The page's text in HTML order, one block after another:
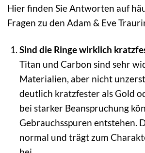
Hier finden Sie Antworten auf
Fragen zu den Adam & Eve
Sind die Ringe wirklich
Titan und Carbon sind sehr
Materialien, aber nicht
deutlich kratzfester als Gold
bei starker Beanspruchung
Gebrauchsspuren entstehen.
normal und trägt zum